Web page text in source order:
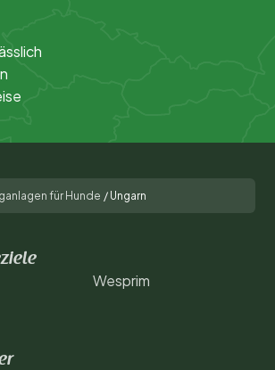
für Hunde / Ungarn
Wesprim